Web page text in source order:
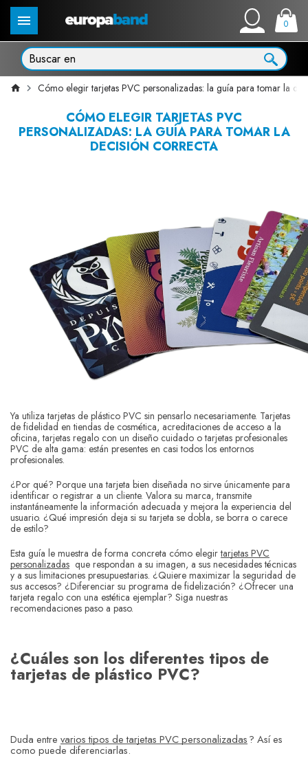
0
Cómo elegir tarjetas PVC personalizadas: la guía para tomar la
CÓMO ELEGIR TARJETAS PVC
PERSONALIZADAS: LA GUÍA PARA TOMAR LA
DECISIÓN CORRECTA
Ya utiliza tarjetas de plástico PVC sin pensarlo necesariamente. Tarjetas
de fidelidad en tiendas de cosmética, acreditaciones de acceso a la
oficina, tarjetas regalo con un diseño cuidado o tarjetas profesionales
PVC de alta gama: están presentes en casi todos los entornos
profesionales.
¿Por qué? Porque una tarjeta bien diseñada no sirve únicamente para
identificar o registrar a un cliente. Valora su marca, transmite
instantáneamente la información adecuada y mejora la experiencia del
usuario. ¿Qué impresión deja si su tarjeta se dobla, se borra o carece
de estilo?
Esta guía le muestra de forma concreta cómo elegirtarjetas PVC
personalizadas que respondan a su imagen, a sus necesidades técnicas
y a sus limitaciones presupuestarias. ¿Quiere maximizar la seguridad de
sus accesos? ¿Diferenciar su programa de fidelización? ¿Ofrecer una
tarjeta regalo con una estética ejemplar? Siga nuestras
recomendaciones paso a paso.
¿Cuáles son los diferentes tipos de
tarjetas de plástico PVC?
Duda entre varios tipos de tarjetas PVC personalizadas? Así es
como puede diferenciarlas.